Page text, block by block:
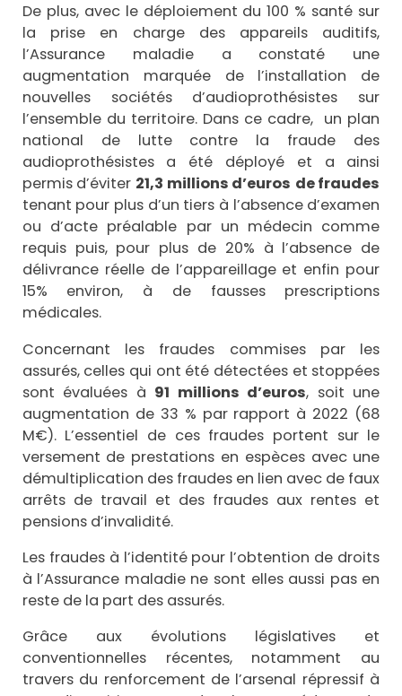
De plus, avec le déploiement du 100 % santé sur
la prise en charge des appareils auditifs,
l’Assurance maladie a constaté une
augmentation marquée de l’installation de
nouvelles sociétés d’audioprothésistes sur
l’ensemble du territoire. Dans ce cadre, un plan
national de lutte contre la fraude des
audioprothésistes a été déployé et a ainsi
permis d’éviter 21,3 millions d’euros de fraudes
tenant pour plus d’un tiers à l’absence d’examen
ou d’acte préalable par un médecin comme
requis puis, pour plus de 20% à l’absence de
délivrance réelle de l’appareillage et enfin pour
15% environ, à de fausses prescriptions
médicales.
Concernant les fraudes commises par les
assurés, celles qui ont été détectées et stoppées
sont évaluées à 91 millions d’euros, soit une
augmentation de 33 % par rapport à 2022 (68
M€). L’essentiel de ces fraudes portent sur le
versement de prestations en espèces avec une
démultiplication des fraudes en lien avec de faux
arrêts de travail et des fraudes aux rentes et
pensions d’invalidité.
Les fraudes à l’identité pour l’obtention de droits
à l’Assurance maladie ne sont elles aussi pas en
reste de la part des assurés.
Grâce aux évolutions législatives et
conventionnelles récentes, notamment au
travers du renforcement de l’arsenal répressif à